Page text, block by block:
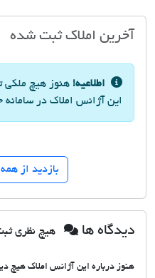
آخرین املاک ثبت شده
اطلاعیه! هنوز هیچ ملکی
این آژانس املاک در
بازدید از
دیدگاه ها هیچ نظری
هنوز درباره این آژانس املاک هیچ